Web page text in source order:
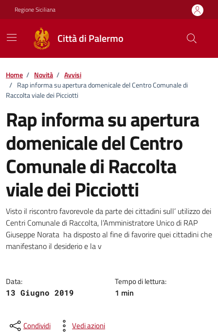
Vai ai contenuti
Vai al footer
Regione Siciliana
Città di Palermo
Home / Novità / Avvisi
/ Rap informa su apertura domenicale del Centro Comunale di
Raccolta viale dei Picciotti
Rap informa su apertura
domenicale del Centro
Comunale di Raccolta
viale dei Picciotti
Dettagli della notizia
Visto il riscontro favorevole da parte dei cittadini sull’ utilizzo dei
Centri Comunale di Raccolta, l’Amministratore Unico di RAP
Giuseppe Norata ha disposto al fine di favorire quei cittadini che
manifestano il desiderio e la v
Data:
13 Giugno 2019
Tempo di lettura:
1 min
Condividi Vedi azioni